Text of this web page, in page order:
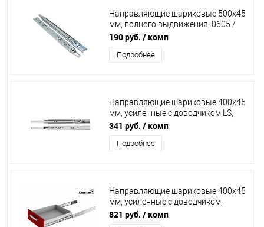
Направляющие шариковые 500х45
мм, полного выдвижения, 0605 /
115573 /15/
190 руб. / комп
Подробнее
Направляющие шариковые 400х45
мм, усиленные с доводчиком LS,
11812
341 руб. / комп
Подробнее
Направляющие шариковые 400х45
мм, усиленные с доводчиком,
Boyard Satellite, DB4505Zn/400
821 руб. / комп